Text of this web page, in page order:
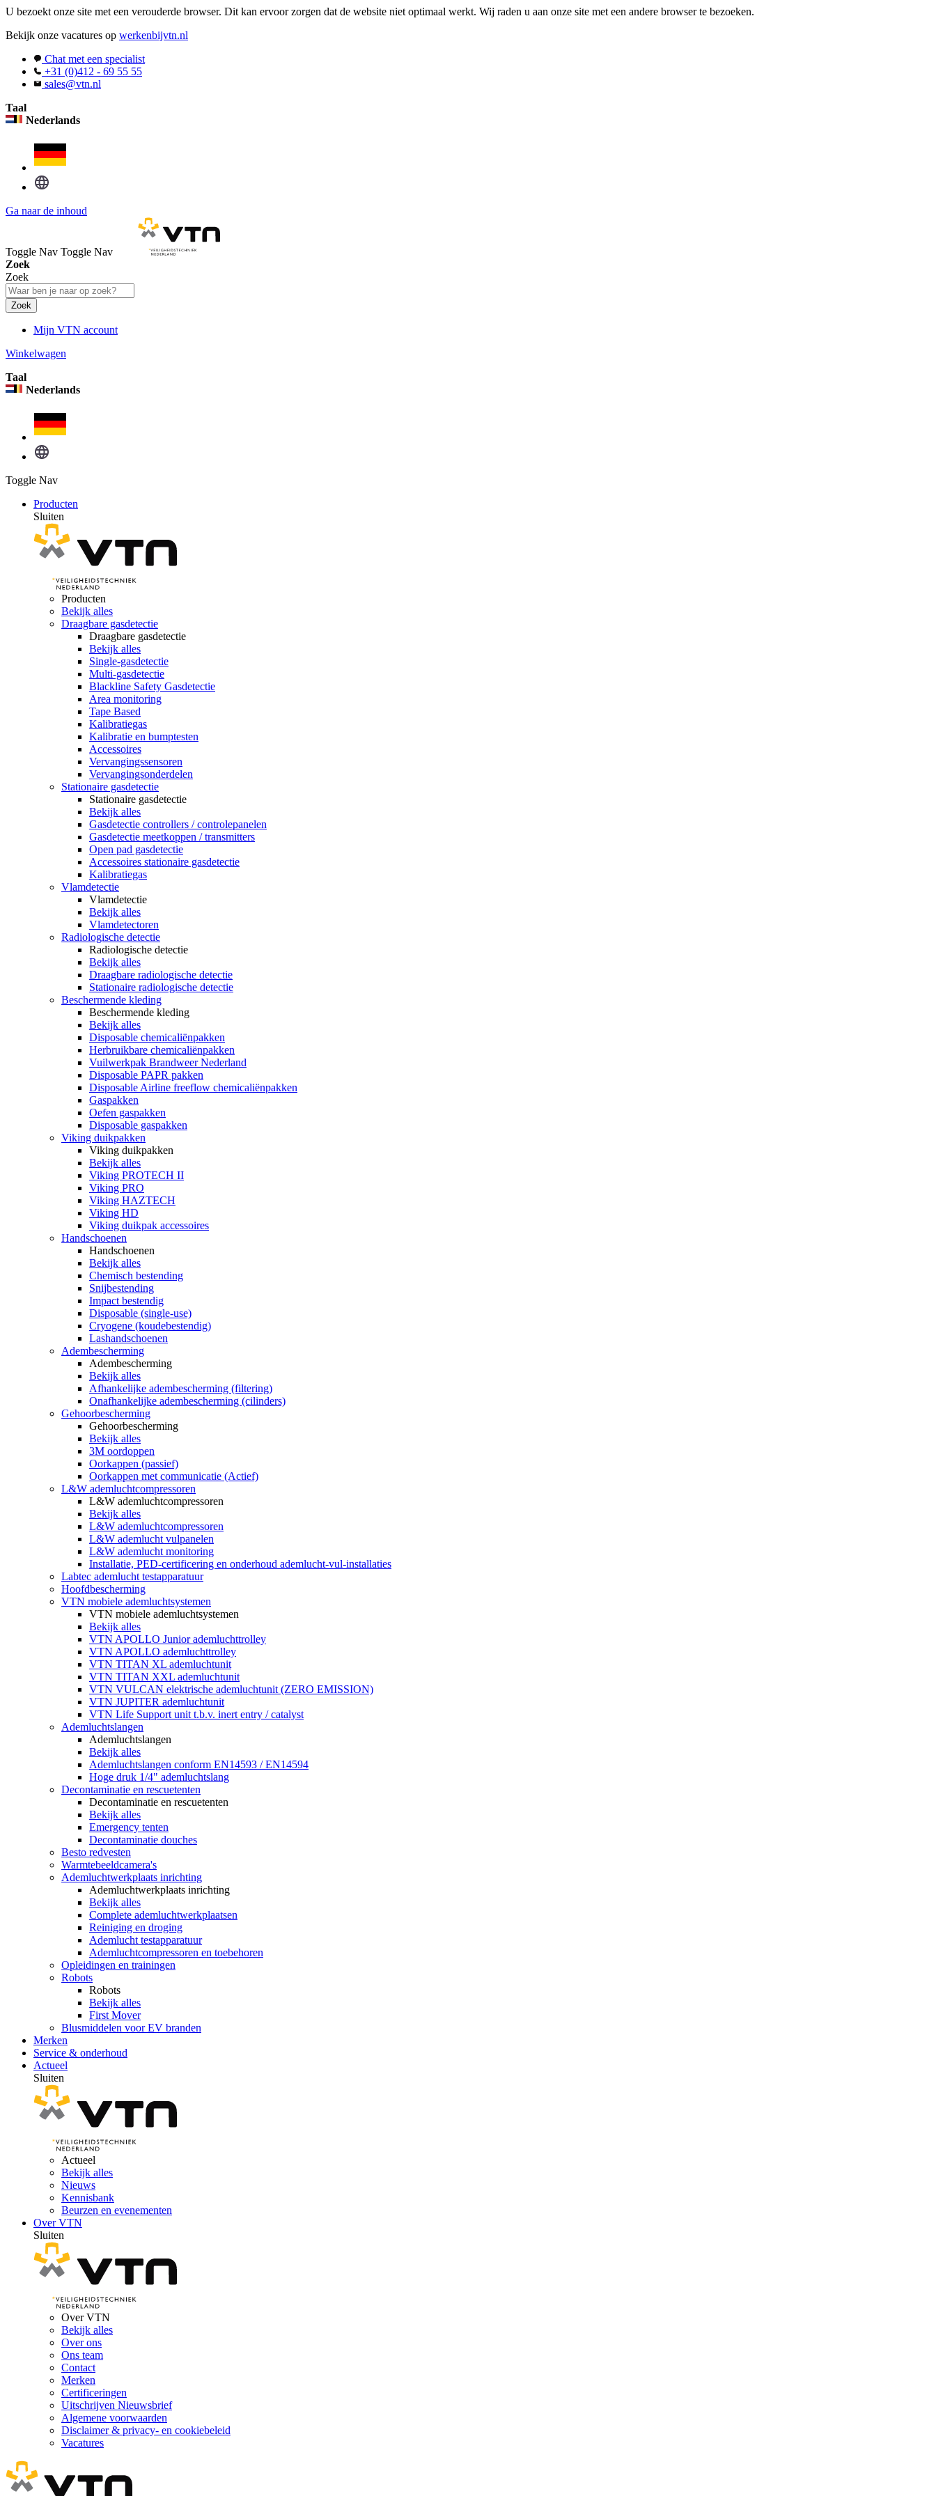
U bezoekt onze site met een verouderde browser. Dit kan ervoor zorgen dat de website niet optimaal werkt. Wij raden u aan onze site met een andere browser te bezoeken.
Bekijk onze vacatures op werkenbijvtn.nl
Chat met een specialist
+31 (0)412 - 69 55 55
sales@vtn.nl
Taal
Nederlands
Ga naar de inhoud
Toggle Nav Toggle Nav
Zoek
Zoek
Zoek
Mijn VTN account
Winkelwagen
Taal
Nederlands
Toggle Nav
Producten
Sluiten
Producten
Bekijk alles
Draagbare gasdetectie
Draagbare gasdetectie
Bekijk alles
Single-gasdetectie
Multi-gasdetectie
Blackline Safety Gasdetectie
Area monitoring
Tape Based
Kalibratiegas
Kalibratie en bumptesten
Accessoires
Vervangingssensoren
Vervangingsonderdelen
Stationaire gasdetectie
Stationaire gasdetectie
Bekijk alles
Gasdetectie controllers / controlepanelen
Gasdetectie meetkoppen / transmitters
Open pad gasdetectie
Accessoires stationaire gasdetectie
Kalibratiegas
Vlamdetectie
Vlamdetectie
Bekijk alles
Vlamdetectoren
Radiologische detectie
Radiologische detectie
Bekijk alles
Draagbare radiologische detectie
Stationaire radiologische detectie
Beschermende kleding
Beschermende kleding
Bekijk alles
Disposable chemicaliënpakken
Herbruikbare chemicaliënpakken
Vuilwerkpak Brandweer Nederland
Disposable PAPR pakken
Disposable Airline freeflow chemicaliënpakken
Gaspakken
Oefen gaspakken
Disposable gaspakken
Viking duikpakken
Viking duikpakken
Bekijk alles
Viking PROTECH II
Viking PRO
Viking HAZTECH
Viking HD
Viking duikpak accessoires
Handschoenen
Handschoenen
Bekijk alles
Chemisch bestending
Snijbestending
Impact bestendig
Disposable (single-use)
Cryogene (koudebestendig)
Lashandschoenen
Adembescherming
Adembescherming
Bekijk alles
Afhankelijke adembescherming (filtering)
Onafhankelijke adembescherming (cilinders)
Gehoorbescherming
Gehoorbescherming
Bekijk alles
3M oordoppen
Oorkappen (passief)
Oorkappen met communicatie (Actief)
L&W ademluchtcompressoren
L&W ademluchtcompressoren
Bekijk alles
L&W ademluchtcompressoren
L&W ademlucht vulpanelen
L&W ademlucht monitoring
Installatie, PED-certificering en onderhoud ademlucht-vul-installaties
Labtec ademlucht testapparatuur
Hoofdbescherming
VTN mobiele ademluchtsystemen
VTN mobiele ademluchtsystemen
Bekijk alles
VTN APOLLO Junior ademluchttrolley
VTN APOLLO ademluchttrolley
VTN TITAN XL ademluchtunit
VTN TITAN XXL ademluchtunit
VTN VULCAN elektrische ademluchtunit (ZERO EMISSION)
VTN JUPITER ademluchtunit
VTN Life Support unit t.b.v. inert entry / catalyst
Ademluchtslangen
Ademluchtslangen
Bekijk alles
Ademluchtslangen conform EN14593 / EN14594
Hoge druk 1/4" ademluchtslang
Decontaminatie en rescuetenten
Decontaminatie en rescuetenten
Bekijk alles
Emergency tenten
Decontaminatie douches
Besto redvesten
Warmtebeeldcamera's
Ademluchtwerkplaats inrichting
Ademluchtwerkplaats inrichting
Bekijk alles
Complete ademluchtwerkplaatsen
Reiniging en droging
Ademlucht testapparatuur
Ademluchtcompressoren en toebehoren
Opleidingen en trainingen
Robots
Robots
Bekijk alles
First Mover
Blusmiddelen voor EV branden
Merken
Service & onderhoud
Actueel
Sluiten
Actueel
Bekijk alles
Nieuws
Kennisbank
Beurzen en evenementen
Over VTN
Sluiten
Over VTN
Bekijk alles
Over ons
Ons team
Contact
Merken
Certificeringen
Uitschrijven Nieuwsbrief
Algemene voorwaarden
Disclaimer & privacy- en cookiebeleid
Vacatures